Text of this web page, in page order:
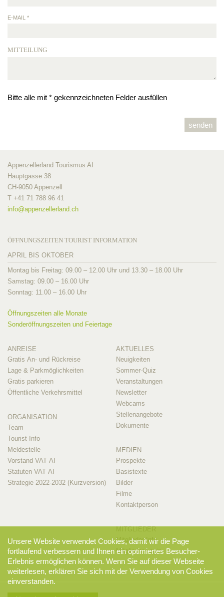
E-MAIL *
MITTEILUNG
Bitte alle mit * gekennzeichneten Felder ausfüllen
Appenzellerland Tourismus AI
Hauptgasse 38
CH-9050 Appenzell
T +41 71 788 96 41
info@appenzellerland.ch
ÖFFNUNGSZEITEN TOURIST INFORMATION
APRIL BIS OKTOBER
Montag bis Freitag: 09.00 – 12.00 Uhr und 13.30 – 18.00 Uhr
Samstag: 09.00 – 16.00 Uhr
Sonntag: 11.00 – 16.00 Uhr
Öffnungszeiten alle Monate
Sonderöffnungszeiten und Feiertage
ANREISE
Gratis An- und Rückreise
Lage & Parkmöglichkeiten
Gratis parkieren
Öffentliche Verkehrsmittel
ORGANISATION
Team
Tourist-Info
Meldestelle
Vorstand VAT AI
Statuten VAT AI
Strategie 2022-2032 (Kurzversion)
AKTUELLES
Neuigkeiten
Sommer-Quiz
Veranstaltungen
Newsletter
Webcams
Stellenangebote
Dokumente
MEDIEN
Prospekte
Basistexte
Bilder
Filme
Kontaktperson
Mitglieder-Info
Mitglieder-Login
Unsere Website verwendet Cookies, damit wir die Page
fortlaufend verbessern und Ihnen ein optimiertes Besucher-
Erlebnis ermöglichen können. Wenn Sie auf dieser Webseite
weiterlesen, erklären Sie sich mit der Verwendung von Cookies
einverstanden.